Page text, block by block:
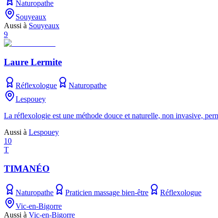
Naturopathe
Souyeaux
Aussi à Souyeaux
9
Laure Lermite
Réflexologue
Naturopathe
Lespouey
La réflexologie est une méthode douce et naturelle, non invasive,
Aussi à Lespouey
10
T
TIMANÉO
Naturopathe Praticien massage bien-être
Réflexologue
Vic-en-Bigorre
Aussi à Vic-en-Bigorre